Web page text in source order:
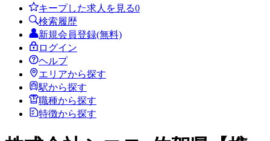
キープした求人を見る0
検索履歴
新規会員登録(無料)
ログイン
ヘルプ
エリアから探す
駅から探す
職種から探す
特徴から探す